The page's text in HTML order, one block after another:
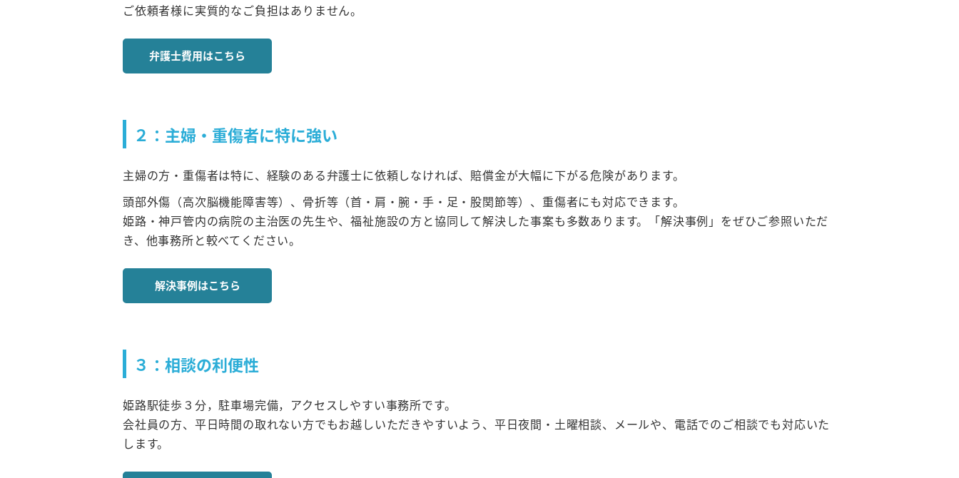
ご依頼者様に実質的なご負担はありません。
弁護士費用はこちら
２：主婦・重傷者に特に強い
主婦の方・重傷者は特に、経験のある弁護士に依頼しなければ、賠償金が大幅に下がる危険があります。
頭部外傷（高次脳機能障害等）、骨折等（首・肩・腕・手・足・股関節等）、重傷者にも対応できます。
姫路・神戸管内の病院の主治医の先生や、福祉施設の方と協同して解決した事案も多数あります。「解決事例」をぜひご参照いただ
き、他事務所と較べてください。
解決事例はこちら
３：相談の利便性
姫路駅徒歩３分，駐車場完備，アクセスしやすい事務所です。
会社員の方、平日時間の取れない方でもお越しいただきやすいよう、平日夜間・土曜相談、メールや、電話でのご相談でも対応いた
します。